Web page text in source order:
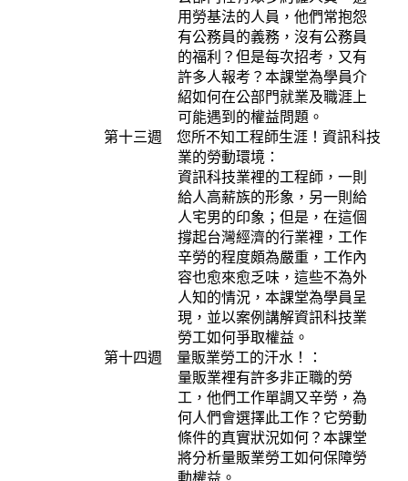
用勞基法的人員，他們常抱怨
有公務員的義務，沒有公務員
的福利？但是每次招考，又有
許多人報考？本課堂為學員介
紹如何在公部門就業及職涯上
可能遇到的權益問題。
第十三週 您所不知工程師生涯！資訊科技
業的勞動環境：
資訊科技業裡的工程師，一則
給人高薪族的形象，另一則給
人宅男的印象；但是，在這個
撐起台灣經濟的行業裡，工作
辛勞的程度頗為嚴重，工作內
容也愈來愈乏味，這些不為外
人知的情況，本課堂為學員呈
現，並以案例講解資訊科技業
勞工如何爭取權益。
第十四週 量販業勞工的汗水！：
量販業裡有許多非正職的勞
工，他們工作單調又辛勞，為
何人們會選擇此工作？它勞動
條件的真實狀況如何？本課堂
將分析量販業勞工如何保障勞